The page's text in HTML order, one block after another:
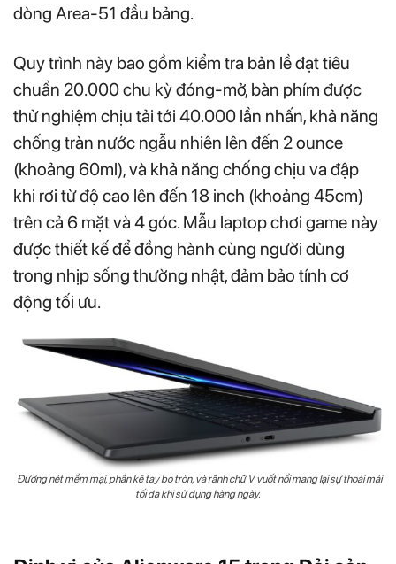
dòng Area-51 đầu bảng.
Quy trình này bao gồm kiểm tra bản lề đạt tiêu
chuẩn 20.000 chu kỳ đóng-mở, bàn phím được
thử nghiệm chịu tải tới 40.000 lần nhấn, khả năng
chống tràn nước ngẫu nhiên lên đến 2 ounce
(khoảng 60ml), và khả năng chống chịu va đập
khi rơi từ độ cao lên đến 18 inch (khoảng 45cm)
trên cả 6 mặt và 4 góc. Mẫu laptop chơi game này
được thiết kế để đồng hành cùng người dùng
trong nhịp sống thường nhật, đảm bảo tính cơ
động tối ưu.
Đường nét mềm mại, phần kê tay bo tròn, và rãnh chữ V vuốt nổi mang lại sự thoải mái
tối đa khi sử dụng hàng ngày.